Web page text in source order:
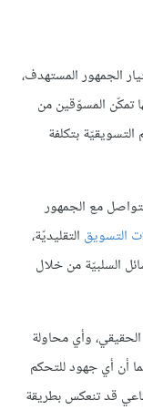
الجمهور المستهدف،
تمكّن المسوّقين من
بتكلفة
مع الجمهور
التسويق التقليديّة،
السلبيّة من خلال
وأي محاولة
أن أي جهود للتحكم
قد تنعكس بطريقة